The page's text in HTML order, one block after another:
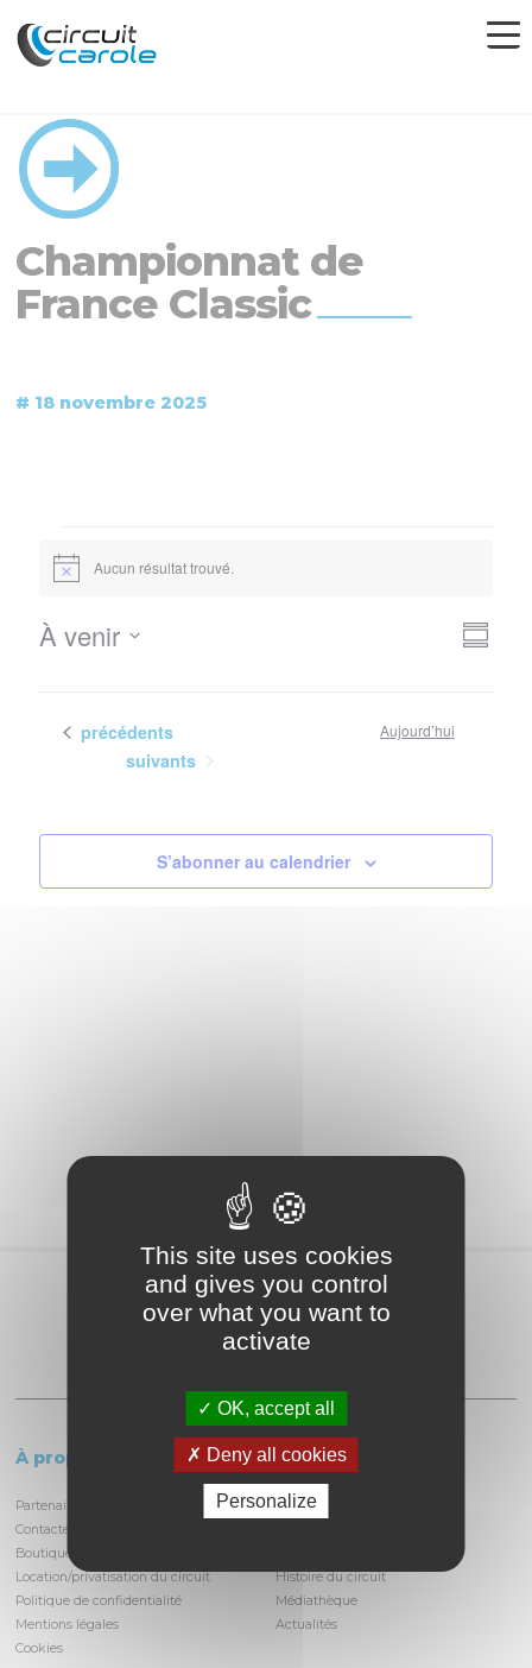
Championnat de
France Classic
# 18 novembre 2025
Évènements
Notice Aucun résultat trouvé.
À venir
Évènements
précédents Aujourd’hui
Évènements
suivants
S’abonner au calendrier
Partagez
À propos
Partenaires et locataires
Contactez-nous
Boutique
Location/privatisation du circuit
Politique de confidentialité
Mentions légales
Cookies
Le circuit
Informations pratiques
Histoire du circuit
Médiathèque
Actualités
This site uses cookies
and gives you control
over what you want to
activate
OK, accept all
Deny all cookies
Personalize